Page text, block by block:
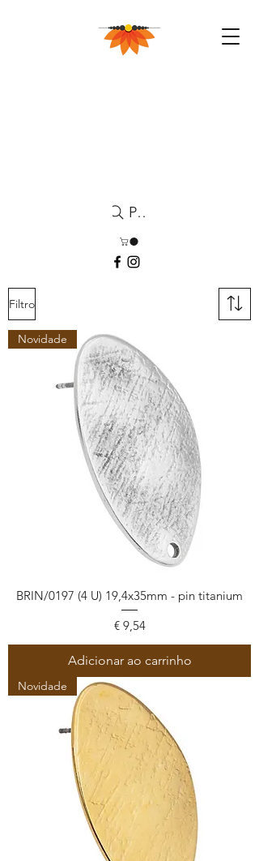
Pesquisa
Filtro
Novidade
BRIN/0197 (4 U) 19,4x35mm - pin titanium
Preço
€ 9,54
Adicionar ao carrinho
Novidade